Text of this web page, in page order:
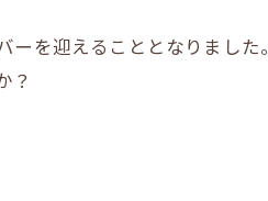
を迎えることとなりました。
？